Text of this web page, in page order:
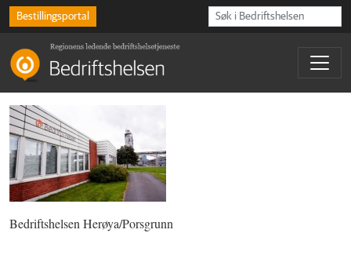
Bestillingsportal
Bedriftshelsen Herøya/Porsgrunn